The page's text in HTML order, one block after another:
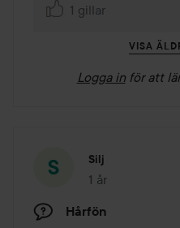
1 gillar
VISA
Logga in för att
Silj
1 år
Inlägget
Hårfön